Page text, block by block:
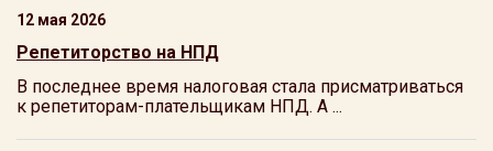
12 мая 2026
Репетиторство на НПД
В последнее время налоговая стала присматриваться
к репетиторам-плательщикам НПД. А ...